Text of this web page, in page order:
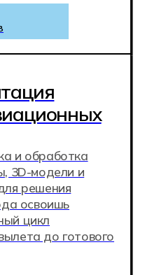
знания и
прямо